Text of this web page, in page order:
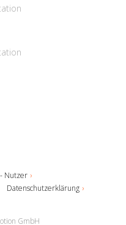
Nutzer
Datenschutzerklärung
GmbH